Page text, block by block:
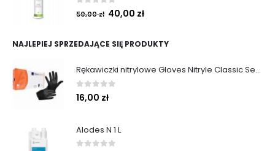
out of 5
50,00zł 40,00 zł
NAJLEPIEJ SPRZEDAJĄCE SIĘ PRODUKTY
Rękawiczki nitrylowe Gloves Nitryle Classic Sensitive Black roz. M 100 szt. Abena
0out of 5
16,00 zł
Alodes N 1 L